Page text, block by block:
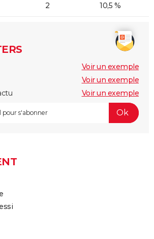
2 10,5 %
Voir un exemple
Voir un exemple
Voir un exemple